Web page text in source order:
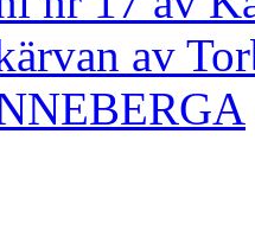
av